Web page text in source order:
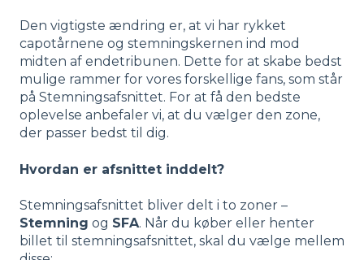
Den vigtigste ændring er, at vi har rykket
capotårnene og stemningskernen ind mod
midten af endetribunen. Dette for at skabe bedst
mulige rammer for vores forskellige fans, som står
på Stemningsafsnittet. For at få den bedste
oplevelse anbefaler vi, at du vælger den zone,
der passer bedst til dig.
Hvordan er afsnittet inddelt?
Stemningsafsnittet bliver delt i to zoner –
Stemning og SFA. Når du køber eller henter
billet til stemningsafsnittet, skal du vælge mellem